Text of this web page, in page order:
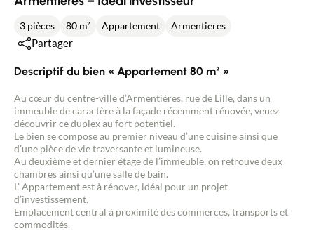
3 pièces 80 m² Appartement Armentieres
Partager
Descriptif du bien « Appartement 80 m² »
Au cœur du centre-ville d’Armentières, rue de Lille, dans un
immeuble de caractère à la façade récemment rénovée, venez
découvrir ce duplex au fort potentiel.
Le bien se compose au premier niveau d’une cuisine ainsi que
d’une pièce de vie traversante et lumineuse.
Au deuxième et dernier étage de l’immeuble, on retrouve deux
chambres ainsi qu’une salle de bain.
L’ Appartement est à rénover, idéal pour un projet
d’investissement.
Emplacement central à proximité des commerces, transports et
commodités.